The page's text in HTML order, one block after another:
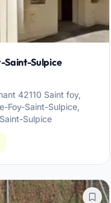
Saint-Sulpice
42110 Saint foy,
Foy-Saint-Sulpice,
Sulpice